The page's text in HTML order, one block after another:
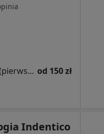
Konsultacja stomatologiczna (pierwsza wizyta) od 150 zł
Indentico